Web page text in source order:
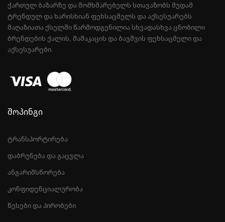
ᲥᲐᲠᲗᲣᲚ ᲑᲐᲖᲐᲠᲖᲔ ᲓᲐ ᲛᲝᲛᲮᲛᲐᲠᲔᲑᲔᲚᲡ ᲡᲗᲐᲕᲐᲖᲝᲑᲡ ᲛᲣᲓᲐᲛ
ᲢᲠᲔᲜᲓᲣᲚ ᲓᲐ ᲮᲐᲠᲘᲡᲮᲘᲐᲜ ᲤᲔᲮᲡᲐᲪᲛᲔᲚᲡ ᲓᲐ ᲐᲥᲡᲔᲡᲣᲐᲠᲔᲑᲡ
ᲛᲐᲦᲐᲖᲘᲐᲗᲐ ᲥᲡᲔᲚᲨᲘ ᲬᲐᲠᲛᲝᲓᲒᲔᲜᲘᲚᲘᲐ ᲡᲮᲕᲐᲓᲐᲡᲮᲕᲐ ᲪᲜᲝᲑᲘᲚᲘ
ᲑᲠᲔᲜᲓᲔᲑᲘᲡ ᲥᲐᲚᲘᲡ, ᲛᲐᲛᲐᲙᲐᲪᲘᲡ ᲓᲐ ᲑᲐᲕᲨᲕᲘᲡ ᲤᲔᲮᲡᲐᲪᲛᲔᲚᲘ ᲓᲐ
ᲐᲥᲡᲔᲡᲣᲐᲠᲔᲑᲘ.
შოპინგი
ტრანსპორტირება
დაბრუნება და გაცვლა
ანგარიშსწორება
კონფიდენციალურობა
წესები და პირობები